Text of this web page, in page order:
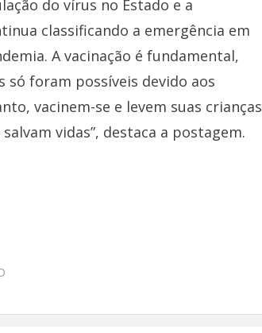
do vírus no Estado e a
classificando a emergência em
A vacinação é fundamental,
só foram possíveis devido aos
vacinem-se e levem suas crianças
vidas”, destaca a postagem.